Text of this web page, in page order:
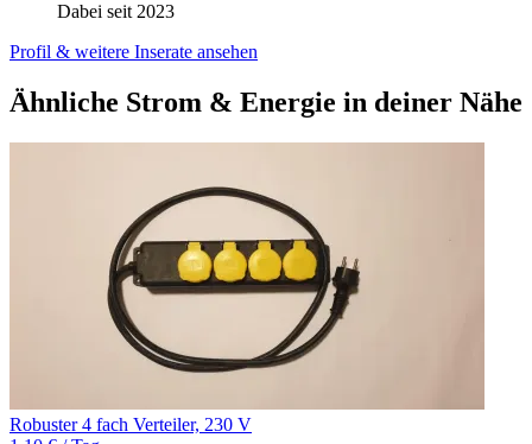
Dabei seit 2023
Profil & weitere Inserate ansehen
Ähnliche Strom & Energie in deiner Nähe
Robuster 4 fach Verteiler, 230 V